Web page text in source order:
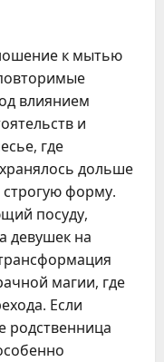
к мытью
влиянием
и
где
дольше
строгую форму.
посуду,
девушек на
магии, где
Если
родственница